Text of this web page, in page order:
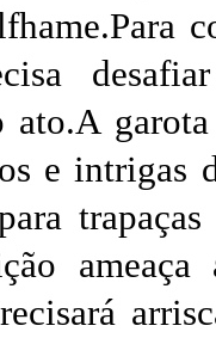
ato.A
e intrigas